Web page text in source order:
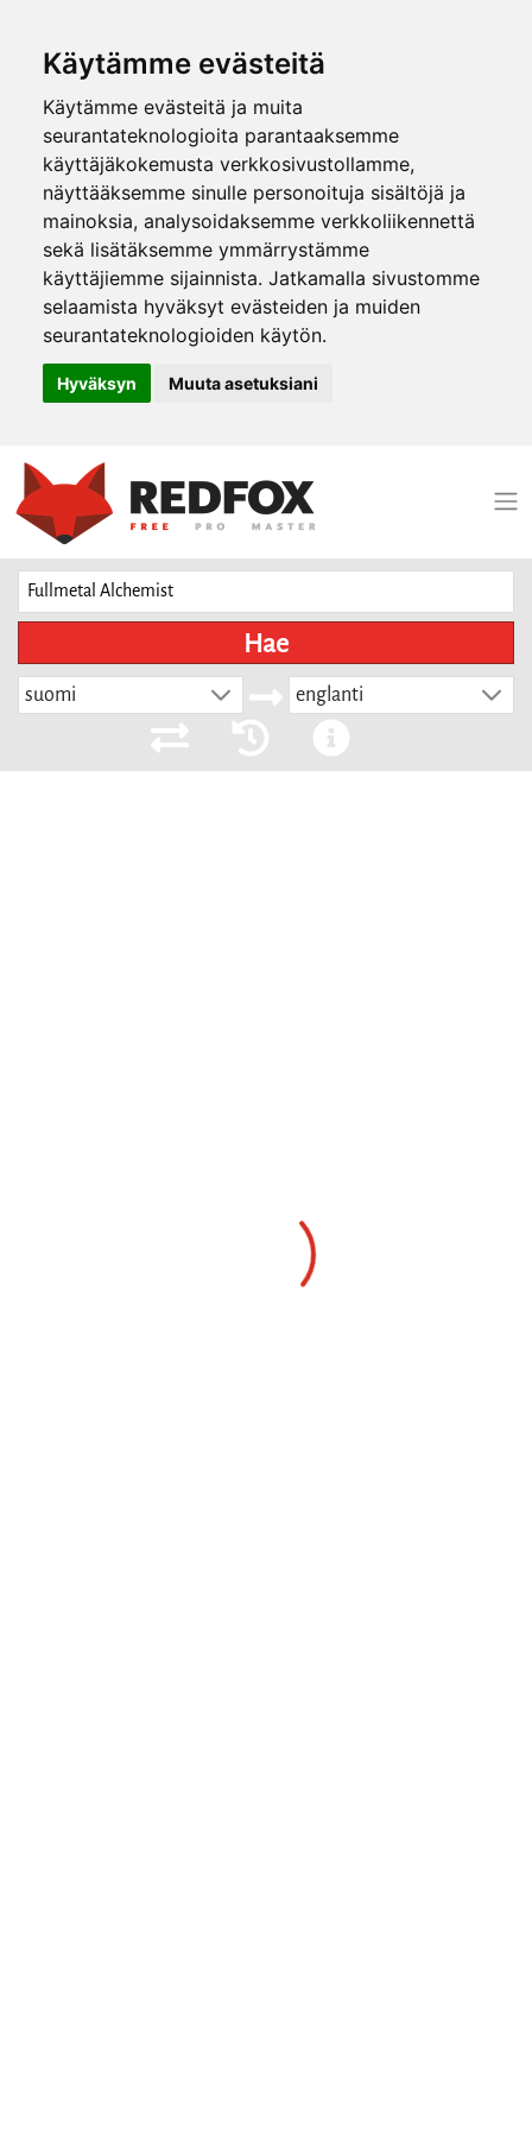
Käytämme evästeitä
Käytämme evästeitä ja muita
seurantateknologioita parantaaksemme
käyttäjäkokemusta verkkosivustollamme,
näyttääksemme sinulle personoituja sisältöjä ja
mainoksia, analysoidaksemme verkkoliikennettä
sekä lisätäksemme ymmärrystämme
käyttäjiemme sijainnista. Jatkamalla sivustomme
selaamista hyväksyt evästeiden ja muiden
seurantateknologioiden käytön.
Hyväksyn Muuta asetuksiani
Hae
suomi englanti